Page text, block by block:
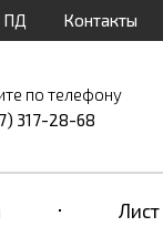
ПД Контакты
по телефону
317-28-68
Лист